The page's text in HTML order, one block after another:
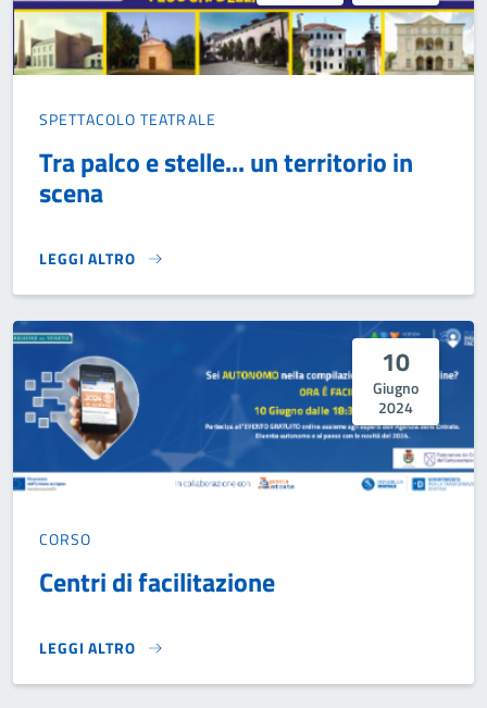
SPETTACOLO TEATRALE
Tra palco e stelle... un territorio in
scena
LEGGI ALTRO
TRA PALCO E STELLE... UN TERRITORIO IN SCENA}
10
Giugno
2024
CORSO
Centri di facilitazione
LEGGI ALTRO
CENTRI DI FACILITAZIONE}